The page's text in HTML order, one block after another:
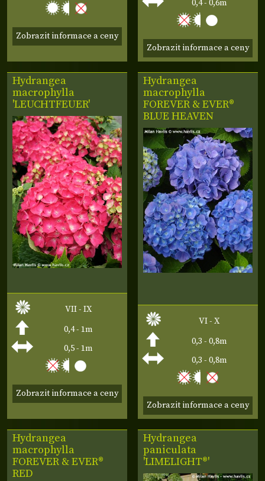
Zobrazit informace a ceny
0,4 - 0,6m
Zobrazit informace a ceny
Hydrangea
macrophylla
'LEUCHTFEUER'
VII - IX
0,4 - 1m
0,5 - 1m
Zobrazit informace a ceny
Hydrangea
macrophylla
FOREVER & EVER®
BLUE HEAVEN
VI - X
0,3 - 0,8m
0,3 - 0,8m
Zobrazit informace a ceny
Hydrangea
macrophylla
FOREVER & EVER®
RED
Hydrangea
paniculata
'LIMELIGHT®'